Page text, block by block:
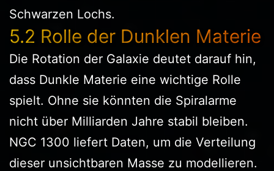
Schwarzen Lochs.
5.2 Rolle der Dunklen Materie
Die Rotation der Galaxie deutet darauf hin,
dass Dunkle Materie eine wichtige Rolle
spielt. Ohne sie könnten die Spiralarme
nicht über Milliarden Jahre stabil bleiben.
NGC 1300 liefert Daten, um die Verteilung
dieser unsichtbaren Masse zu modellieren.